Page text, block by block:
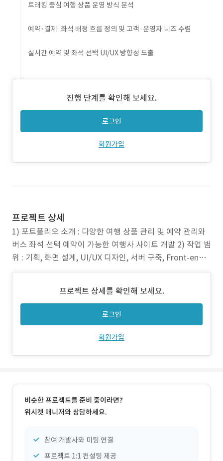
트래킹 중심 여행 상품 운영 방식 분석
예약·결제·좌석 배정 흐름 정의 및 고객·운영자 니즈 수렴
실시간 예약 및 좌석 선택 UI/UX 방향성 도출
진행 단계를 확인해 보세요.
로그인
회원가입
프로젝트 상세
1) 포트폴리오 소개 : 다양한 여행 상품 관리 및 예약 관리와
버스 좌석 선택 예약이 가능한 여행사 사이트 개발 2) 작업 범
위 : 기획, 화면 설계, UI/UX 디자인, 서버 구축, Front-end
개발, 관리자 페이지 개발 등 3) 주요 업무 : 회원가입/로그인,
다운 길은 부산을 기점으로 아름다운 트래킹 상품을 판매
프로젝트 상세를 확인해 보세요.
로그인
회원가입
비슷한 프로젝트를 준비 중이라면?
위시켓 매니저와 상담하세요.
참여 개발사와 미팅 연결
프로젝트 1:1 컨설팅 제공